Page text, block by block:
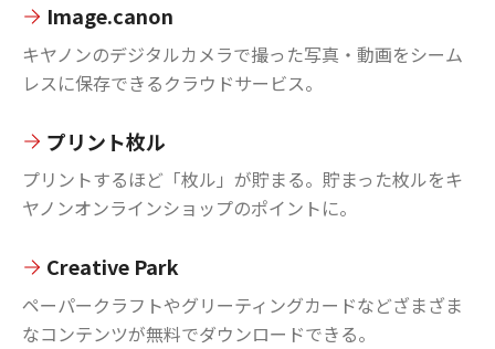
Image.canon
キヤノンのデジタルカメラで撮った写真・動画をシーム
レスに保存できるクラウドサービス。
プリント枚ル
プリントするほど「枚ル」が貯まる。貯まった枚ルをキ
ヤノンオンラインショップのポイントに。
Creative Park
ペーパークラフトやグリーティングカードなどざまざま
なコンテンツが無料でダウンロードできる。